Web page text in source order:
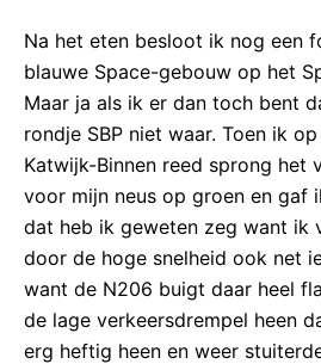
Na het eten besloot ik nog een
blauwe Space-gebouw op het
Maar ja als ik er dan toch bent
rondje SBP niet waar. Toen ik
Katwijk-Binnen reed sprong het
voor mijn neus op groen en gaf
dat heb ik geweten zeg want ik
door de hoge snelheid ook net
want de N206 buigt daar heel
de lage verkeersdrempel heen
erg heftig heen en weer